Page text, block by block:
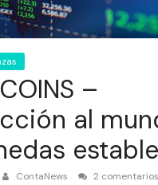
–
al
ContaNews 2 comentarios